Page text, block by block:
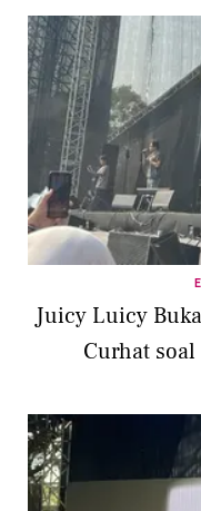
Juicy Luicy
Curhat